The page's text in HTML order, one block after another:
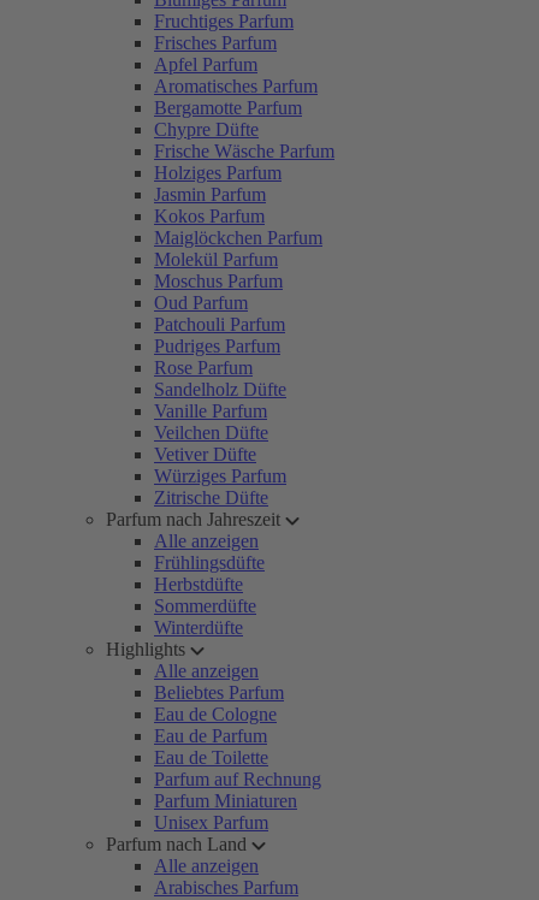
Fruchtiges Parfum
Frisches Parfum
Apfel Parfum
Aromatisches Parfum
Bergamotte Parfum
Chypre Düfte
Frische Wäsche Parfum
Holziges Parfum
Jasmin Parfum
Kokos Parfum
Maiglöckchen Parfum
Molekül Parfum
Moschus Parfum
Oud Parfum
Patchouli Parfum
Pudriges Parfum
Rose Parfum
Sandelholz Düfte
Vanille Parfum
Veilchen Düfte
Vetiver Düfte
Würziges Parfum
Zitrische Düfte
Parfum nach Jahreszeit
Alle anzeigen
Frühlingsdüfte
Herbstdüfte
Sommerdüfte
Winterdüfte
Highlights
Alle anzeigen
Beliebtes Parfum
Eau de Cologne
Eau de Parfum
Eau de Toilette
Parfum auf Rechnung
Parfum Miniaturen
Unisex Parfum
Parfum nach Land
Alle anzeigen
Arabisches Parfum